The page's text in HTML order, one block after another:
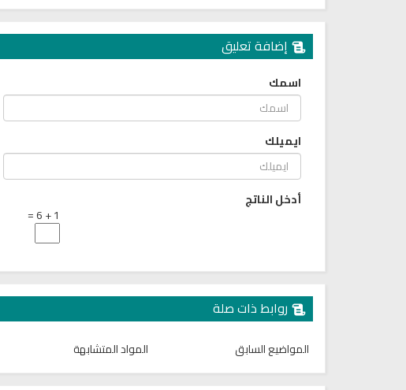
إضافة تعليق
اسمك
ايميلك
أدخل الناتج
1 + 6 =
روابط ذات صلة
المواضيع السابق المواد المتشابهة